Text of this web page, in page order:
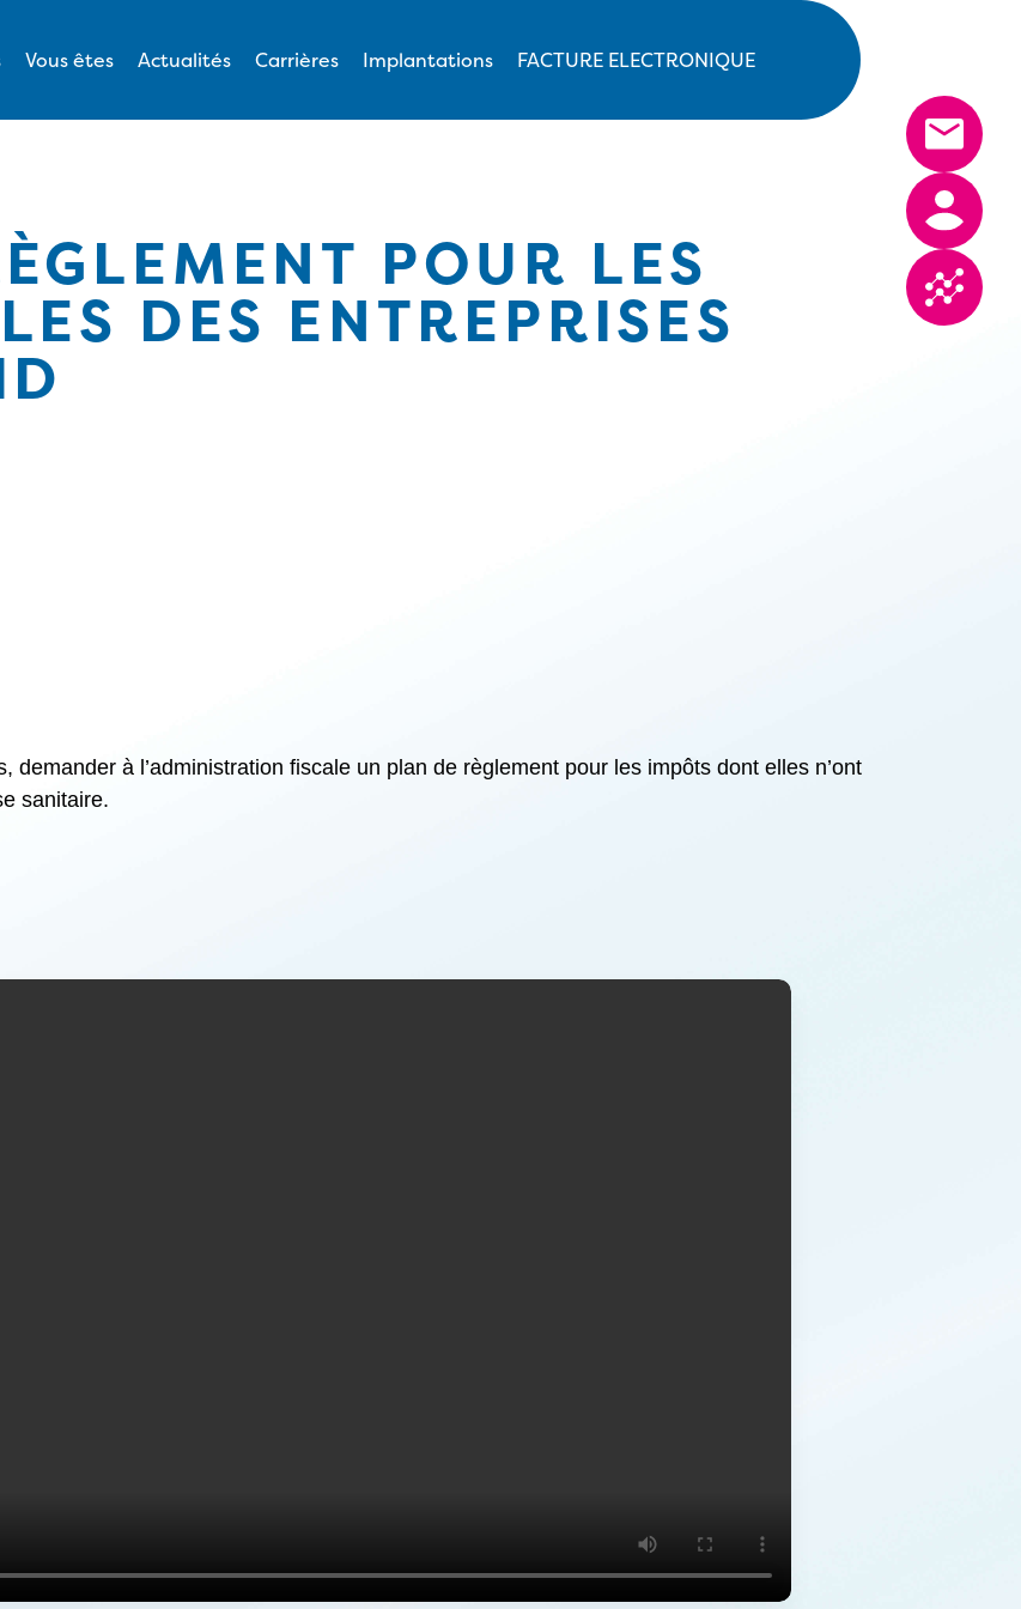
Vous êtes Actualités Carrières Implantations FACTURE ELECTRONIQUE
POUR LES
DES ENTREPRISES
à l’administration fiscale un plan de règlement pour les impôts dont elles n’ont
sanitaire.